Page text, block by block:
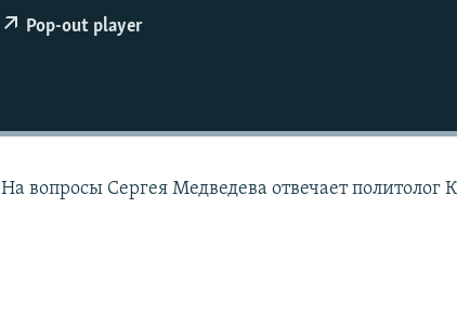
Pop-out player
На вопросы Сергея Медведева отвечает политолог